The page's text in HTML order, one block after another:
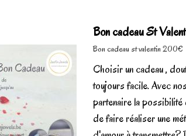
Bon cadeau St
Bon cadeau st valentin 200€
Choisir un cadeau ,
toujours facile. Avec
partenaire la
de faire réaliser une